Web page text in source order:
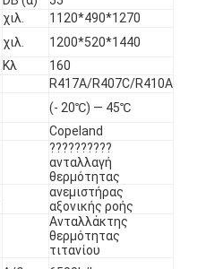
χιλ.
1120*490*1270
χιλ.
1200*520*1440
Κλ
160
R417A/R407C/R410A
(- 20℃) — 45℃
Copeland
??????????
ανταλλαγή
θερμότητας
ανεμιστήρας
αξονικής ροής
Ανταλλάκτης
θερμότητας
τιτανίου